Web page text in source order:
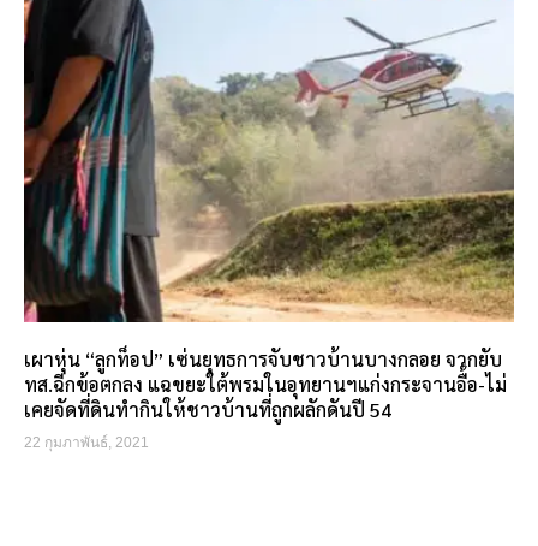
เผาหุ่น “ลูกท็อป” เซ่นยุทธการจับชาวบ้านบางกลอย จวกยับ
ทส.ฉีกข้อตกลง แฉขยะใต้พรมในอุทยานฯแก่งกระจานอื้อ-ไม่
เคยจัดที่ดินทำกินให้ชาวบ้านที่ถูกผลักดันปี 54
22 กุมภาพันธ์, 2021